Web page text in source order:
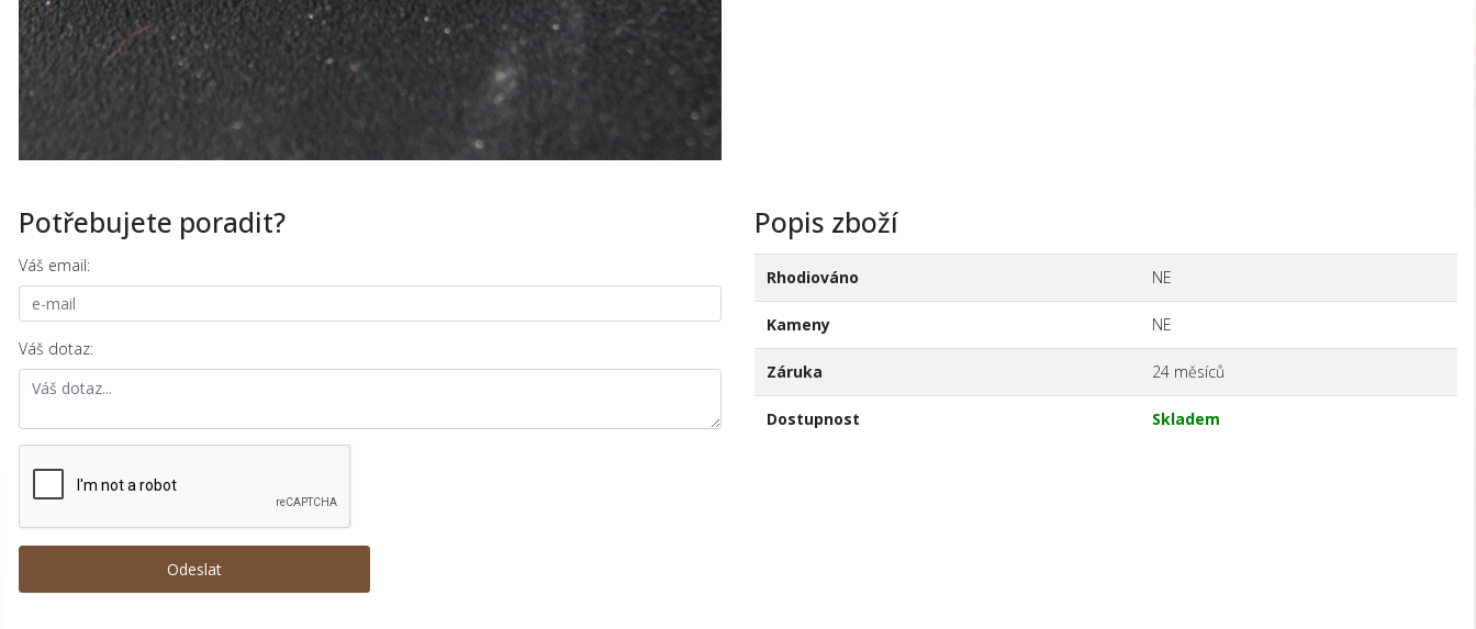
Popis zboží
Rhodiováno NE
Kameny NE
Záruka 24 měsíců
Dostupnost Skladem
Potřebujete poradit?
Váš email:
Váš dotaz: